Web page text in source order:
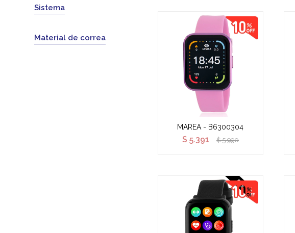
MAREA - B6300304
$ 5.391 $ 5.990
Sistema
Material de correa